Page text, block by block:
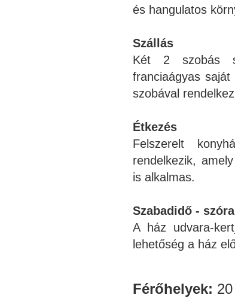
és hangulatos
Szállás
Két 2 szobás
franciaágyas
szobával
Étkezés
Felszerelt
rendelkezik,
is alkalmas.
Szabadidő -
A ház udvara-
lehetőség a ház
Férőhelyek: